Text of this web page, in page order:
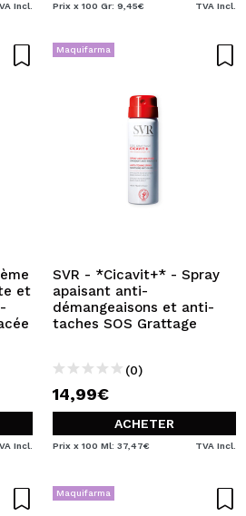
Incl. Prix x 100 Gr: 9,45€ TVA Incl.
et
Incl.
Maquifarma
SVR - *Cicavit+* - Spray
apaisant anti-
démangeaisons et anti-
taches SOS Grattage
(0)
14,99€
ACHETER
Prix x 100 Ml: 37,47€ TVA Incl.
Maquifarma